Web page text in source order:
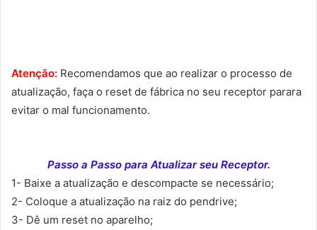
Atenção: Recomendamos que ao realizar o processo de
atualização, faça o reset de fábrica no seu receptor parara
evitar o mal funcionamento.
Passo a Passo para Atualizar seu Receptor.
1- Baixe a atualização e descompacte se necessário;
2- Coloque a atualização na raiz do pendrive;
3- Dê um reset no aparelho;